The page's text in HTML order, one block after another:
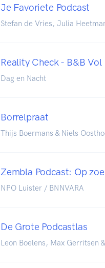
Je Favoriete Podcast
Stefan de Vries, Julia
Reality Check - B&B Vol
Dag en Nacht
Borrelpraat
Thijs Boermans & Niels
Zembla Podcast: Op
NPO Luister / BNNVARA
De Grote Podcastlas
Leon Boelens, Max Gerritsen